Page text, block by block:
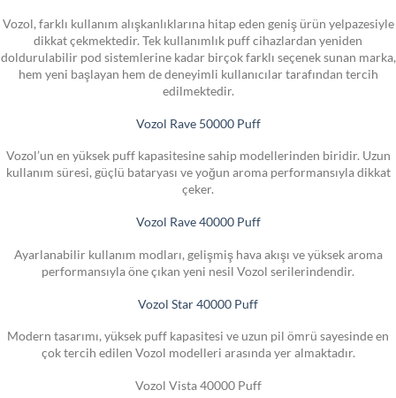
Vozol, farklı kullanım alışkanlıklarına hitap eden geniş ürün yelpazesiyle
dikkat çekmektedir. Tek kullanımlık puff cihazlardan yeniden
doldurulabilir pod sistemlerine kadar birçok farklı seçenek sunan marka,
hem yeni başlayan hem de deneyimli kullanıcılar tarafından tercih
edilmektedir.
Vozol Rave 50000 Puff
Vozol’un en yüksek puff kapasitesine sahip modellerinden biridir. Uzun
kullanım süresi, güçlü bataryası ve yoğun aroma performansıyla dikkat
çeker.
Vozol Rave 40000 Puff
Ayarlanabilir kullanım modları, gelişmiş hava akışı ve yüksek aroma
performansıyla öne çıkan yeni nesil Vozol serilerindendir.
Vozol Star 40000 Puff
Modern tasarımı, yüksek puff kapasitesi ve uzun pil ömrü sayesinde en
çok tercih edilen Vozol modelleri arasında yer almaktadır.
Vozol Vista 40000 Puff